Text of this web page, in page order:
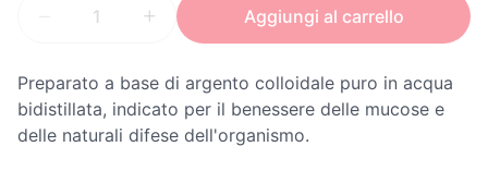
Aggiungi al carrello
Preparato a base di argento colloidale puro in acqua
bidistillata, indicato per il benessere delle mucose e
delle naturali difese dell'organismo.